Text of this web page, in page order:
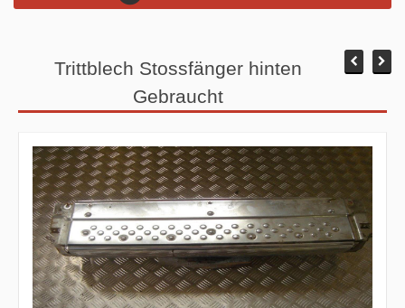
Trittblech Stossfänger hinten
Gebraucht